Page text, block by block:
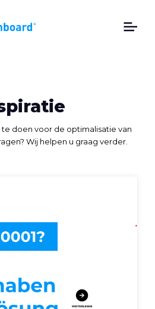
doen voor de optimalisatie van
Wij helpen u graag verder.